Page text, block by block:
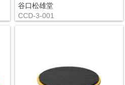
谷口松雄堂
CCD-3-001